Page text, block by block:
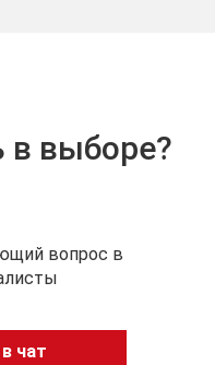
не
выборе?
вопрос в
чат